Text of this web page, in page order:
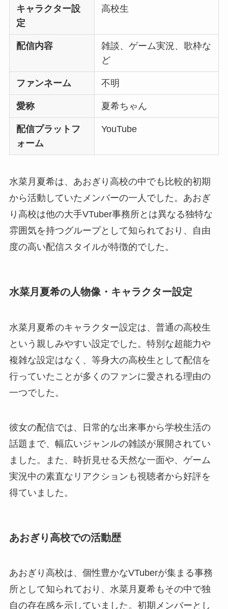
キャラクター設
定
高校生
配信内容
雑談、ゲーム実況、歌枠な
ど
ファンネーム 不明
愛称 夏希ちゃん
配信プラットフ
ォーム
YouTube
水菜月夏希は、あおぎり高校の中でも比較的初期
から活動していたメンバーの一人でした。あおぎ
り高校は他の大手VTuber事務所とは異なる独特な
雰囲気を持つグループとして知られており、自由
度の高い配信スタイルが特徴的でした。
水菜月夏希の人物像・キャラクター設定
水菜月夏希のキャラクター設定は、普通の高校生
という親しみやすい設定でした。特別な超能力や
複雑な設定はなく、等身大の高校生として配信を
行っていたことが多くのファンに愛される理由の
一つでした。
彼女の配信では、日常的な出来事から学校生活の
話題まで、幅広いジャンルの雑談が展開されてい
ました。また、時折見せる天然な一面や、ゲーム
実況中の素直なリアクションも視聴者から好評を
得ていました。
あおぎり高校での活動歴
あおぎり高校は、個性豊かなVTuberが集まる事務
所として知られており、水菜月夏希もその中で独
自の存在感を示していました。初期メンバーとし